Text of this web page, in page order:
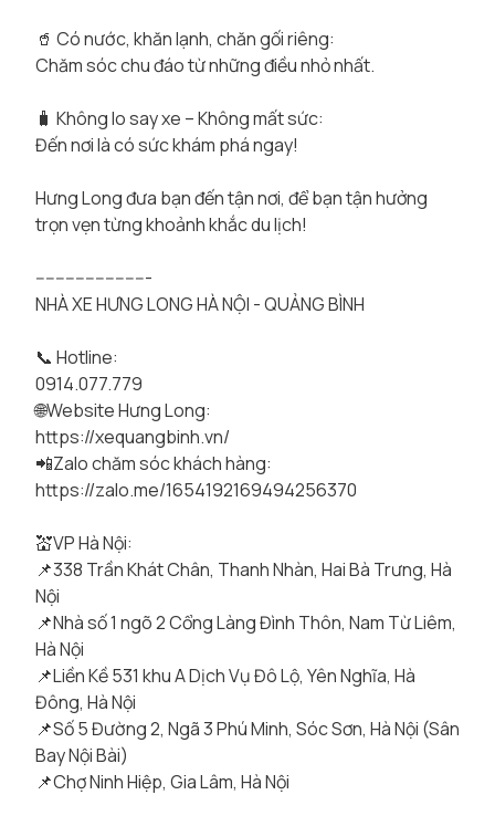
🥤 Có nước, khăn lạnh, chăn gối riêng:
Chăm sóc chu đáo từ những điều nhỏ nhất.
🧳 Không lo say xe – Không mất sức:
Đến nơi là có sức khám phá ngay!
Hưng Long đưa bạn đến tận nơi, để bạn tận hưởng
trọn vẹn từng khoảnh khắc du lịch!
-----------------------
NHÀ XE HƯNG LONG HÀ NỘI - QUẢNG BÌNH
📞 Hotline:
0914.077.779
🌐Website Hưng Long:
https://xequangbinh.vn/
📲Zalo chăm sóc khách hàng:
https://zalo.me/1654192169494256370
💒VP Hà Nội:
📌338 Trần Khát Chân, Thanh Nhàn, Hai Bà Trưng, Hà
Nội
📌Nhà số 1 ngõ 2 Cổng Làng Đình Thôn, Nam Từ Liêm,
Hà Nội
📌Liền Kề 531 khu A Dịch Vụ Đô Lộ, Yên Nghĩa, Hà
Đông, Hà Nội
📌Số 5 Đường 2, Ngã 3 Phú Minh, Sóc Sơn, Hà Nội (Sân
Bay Nội Bài)
📌Chợ Ninh Hiệp, Gia Lâm, Hà Nội